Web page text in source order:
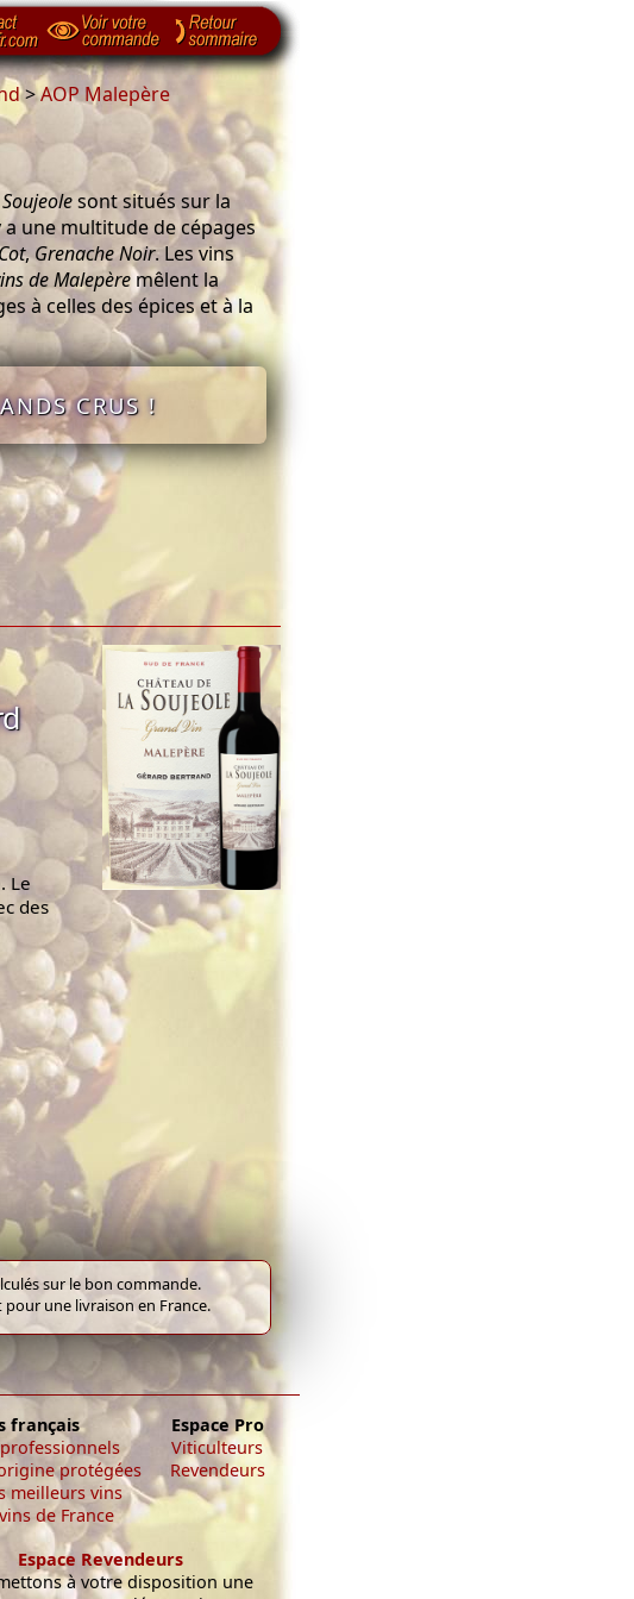
>AOP Malepère
sont situés sur la
a une multitude de cépages
,Grenache Noir. Les vins
de Malepèremêlent la
à celles des épices et à la
CRUS !
Le
des
sur le bon commande.
une livraison en France.
français
protégées
meilleurs vins
de France
Espace Pro
Viticulteurs
Revendeurs
Espace Revendeurs
à votre disposition une